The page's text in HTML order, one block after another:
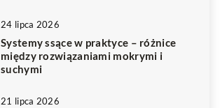
24 lipca 2026
Systemy ssące w praktyce – różnice
między rozwiązaniami mokrymi i
suchymi
21 lipca 2026